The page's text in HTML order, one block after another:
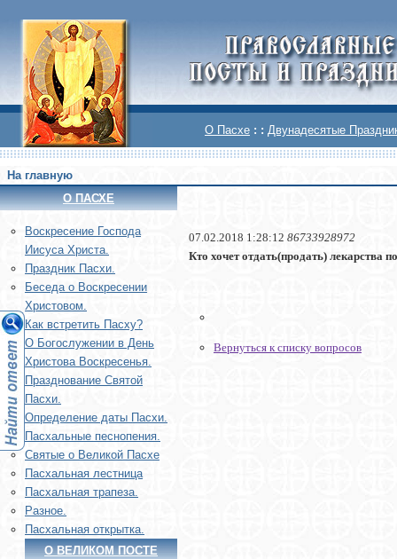
О Пасхе : : Двунадесятые
На главную
О ПАСХЕ
Воскреcение Господа
Иисуса Христа.
Праздник Пасхи.
Беседа о Воскресении
Христовом.
Как встретить Пасху?
О Богослужении в День
Христова Воскресенья.
Празднование Святой
Пасхи.
Определение даты Пасхи.
Пасхальные песнопения.
Святые о Великой Пасхе
Пасхальная лестница
Пасхальная трапеза.
Разное.
Пасхальная открытка.
О ВЕЛИКОМ ПОСТЕ
07.02.2018 1:28:12 86733928972
Кто хочет отдать(продать) лекарства
Вернуться к списку вопросов